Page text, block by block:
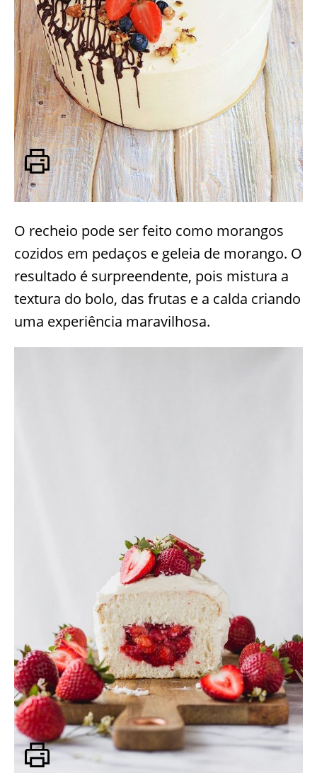
O recheio pode ser feito como morangos
cozidos em pedaços e geleia de morango. O
resultado é surpreendente, pois mistura a
textura do bolo, das frutas e a calda criando
uma experiência maravilhosa.